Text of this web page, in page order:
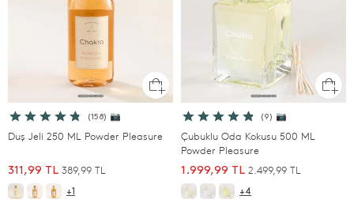
(158) 📷
Duş Jeli 250 ML Powder Pleasure
311,99 TL 389,99 TL
+1
(9) 📷
Çubuklu Oda Kokusu 500 ML
Powder Pleasure
1.999,99 TL 2.499,99 TL
+4